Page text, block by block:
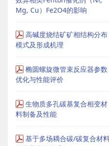
Mg, Cu）Fe2O4的影响
高碱度烧结矿矿相结构分布
模式及形成机理
椭圆螺旋微管束反应器参数
优化与性能评价
生物质多孔碳基复合相变材
料制备及性能
基于多场耦合碳/碳复合材